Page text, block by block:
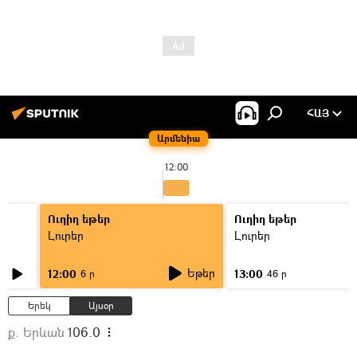
Արմենիա
ՀԱՅ
12:00
Ուղիղ եթեր
Լուրեր
12:00 6 ր Եթեր
Ուղիղ եթեր
Լուրեր
13:00 46 ր
Երեկ Այսօր
ք. Երևան 106.0